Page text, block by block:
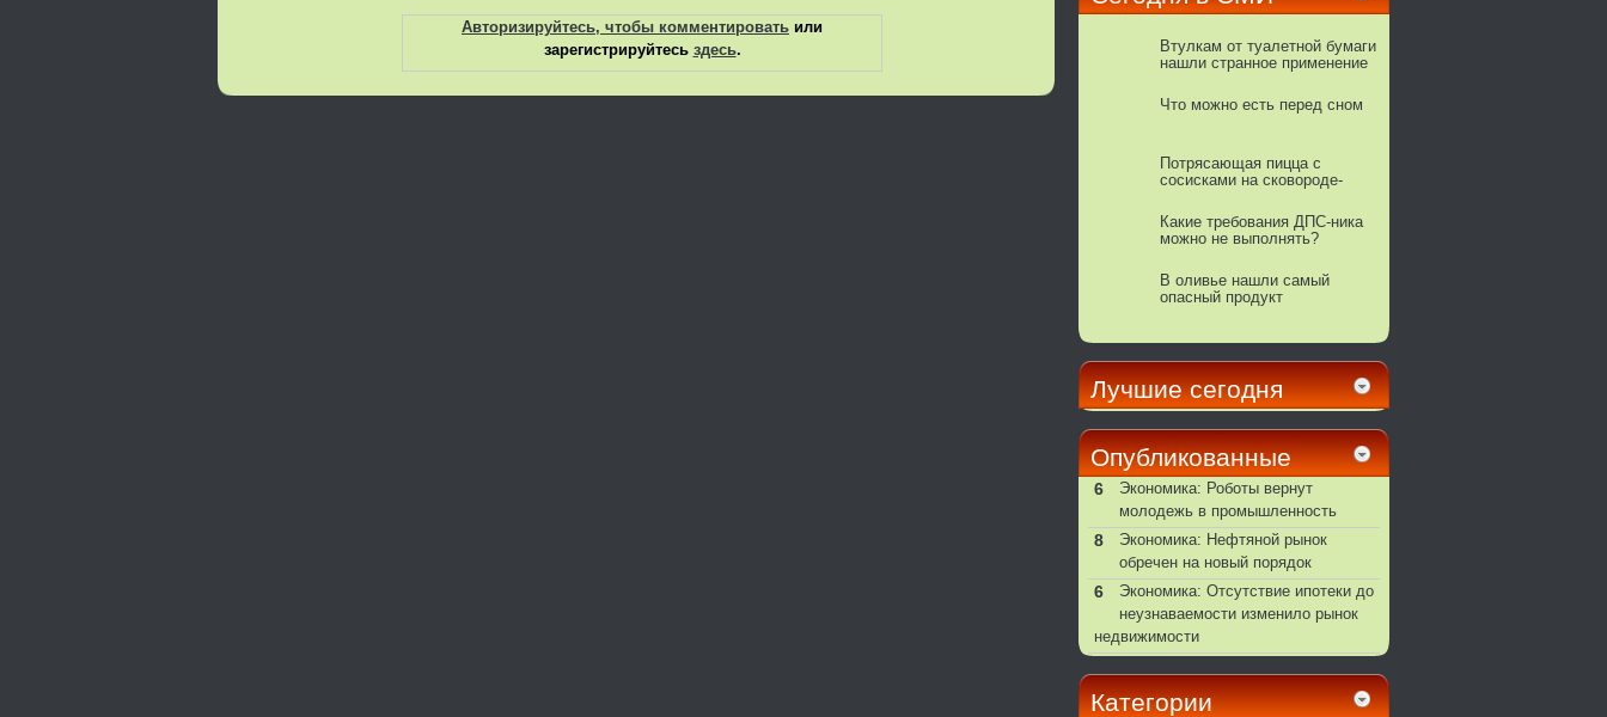
Авторизируйтесь, чтобы комментировать или
зарегистрируйтесь здесь.
Втулкам от туалетной бумаги
нашли странное применение
Что можно есть перед сном
Потрясающая пицца с
сосисками на сковороде-
Какие требования ДПС-ника
можно не выполнять?
В оливье нашли самый
опасный продукт
Лучшие сегодня
Опубликованные
6
Экономика: Роботы вернут
молодежь в промышленность
8
Экономика: Нефтяной рынок
обречен на новый порядок
6
Экономика: Отсутствие ипотеки до
неузнаваемости изменило рынок
недвижимости
Категории